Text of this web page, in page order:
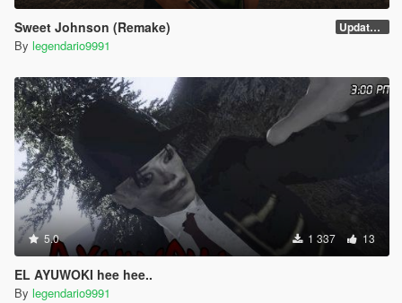
Sweet Johnson (Remake) Update v3
By legendario9991
5.0 1 337 13
EL AYUWOKI hee hee..
By legendario9991